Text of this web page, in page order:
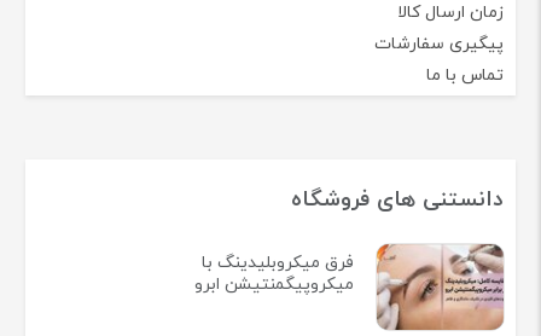
زمان ارسال کالا
پیگیری سفارشات
تماس با ما
دانستنی های فروشگاه
فرق میکروبلیدینگ با
میکروپیگمنتیشن ابرو